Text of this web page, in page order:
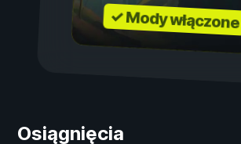
✓ Mody włączone
Osiągnięcia